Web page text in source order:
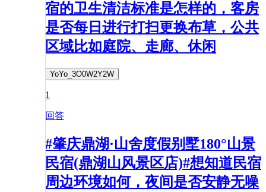
宿的卫生清洁标准是怎样的，客房
是否每日进行打扫更换布草，公共
区域比如庭院、走廊、休闲
YoYo_3O0W2Y2W
1
回答
#肇庆鼎湖·山舍度假别墅180°山景
民宿(鼎湖山风景区店)#想知道民宿
周边环境如何，夜间是否安静无噪